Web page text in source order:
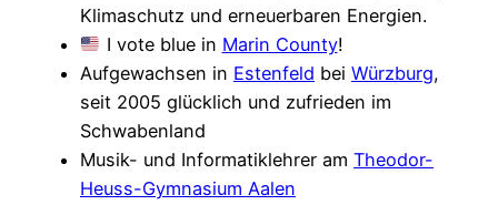
Klimaschutz und erneuerbaren Energien.
I vote blue in Marin County!
Aufgewachsen in Estenfeld bei Würzburg,
seit 2005 glücklich und zufrieden im
Schwabenland
Musik- und Informatiklehrer am Theodor-
Heuss-Gymnasium Aalen